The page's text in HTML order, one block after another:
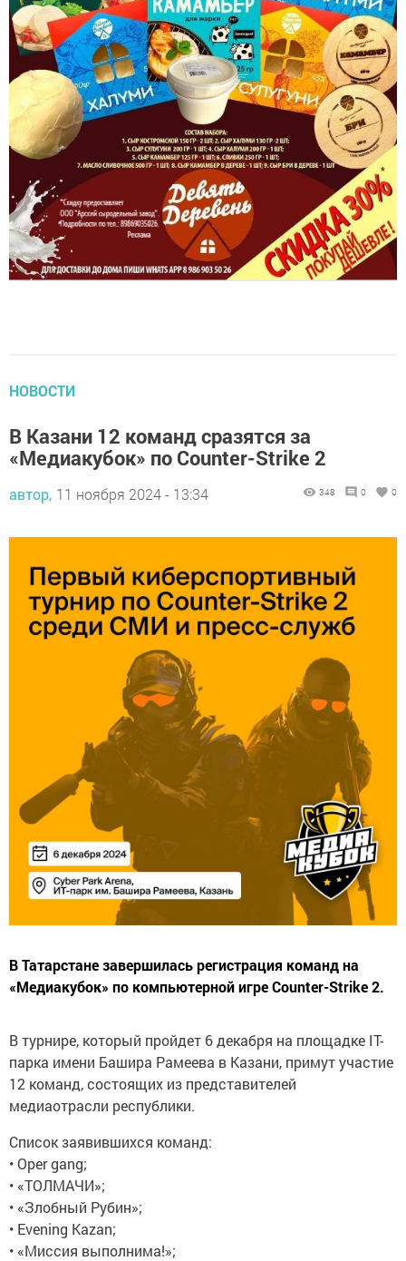
НОВОСТИ
В Казани 12 команд сразятся за
«Медиакубок» по Counter-Strike 2
автор, 11 ноября 2024 - 13:34 348 0 0
В Татарстане завершилась регистрация команд на
«Медиакубок» по компьютерной игре Counter-Strike 2.
В турнире, который пройдет 6 декабря на площадке IT-
парка имени Башира Рамеева в Казани, примут участие
12 команд, состоящих из представителей
медиаотрасли республики.
Список заявившихся команд:
• Oper gang;
• «ТОЛМАЧИ»;
• «Злобный Рубин»;
• Evening Kazan;
• «Миссия выполнима!»;